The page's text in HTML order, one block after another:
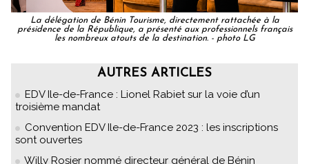
La délégation de Bénin Tourisme, directement rattachée à la
présidence de la République, a présenté aux professionnels français
les nombreux atouts de la destination. - photo LG
AUTRES ARTICLES
EDV Ile-de-France : Lionel Rabiet sur la voie d’un
troisième mandat
Convention EDV Ile-de-France 2023 : les inscriptions
sont ouvertes
Willy Rosier nommé directeur général de Bénin